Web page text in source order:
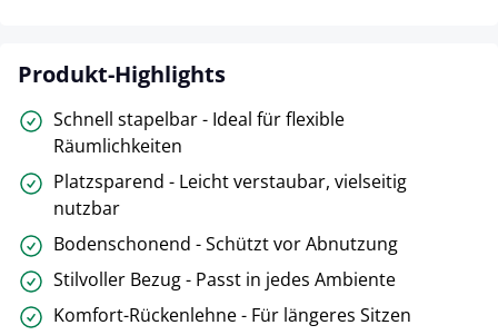
Produkt-Highlights
Schnell stapelbar - Ideal für flexible
Räumlichkeiten
Platzsparend - Leicht verstaubar, vielseitig
nutzbar
Bodenschonend - Schützt vor Abnutzung
Stilvoller Bezug - Passt in jedes Ambiente
Komfort-Rückenlehne - Für längeres Sitzen